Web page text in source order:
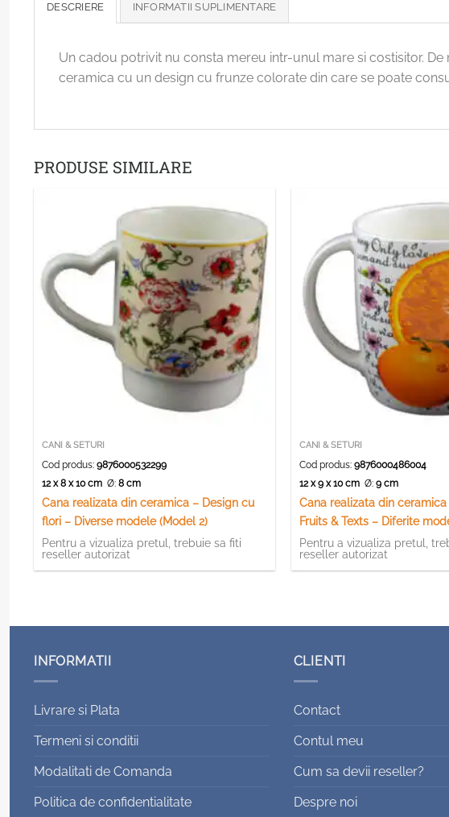
DESCRIERE INFORMATII SUPLIMENTARE
Un cadou potrivit nu consta mereu intr-unul mare si costisitor.
ceramica cu un design cu frunze colorate din care se poate
PRODUSE SIMILARE
CANI & SETURI
Cod produs:9876000532299
12 x 8 x 10 cm Ø:8 cm
Cana realizata din ceramica – Design cu
flori – Diverse modele (Model 2)
Pentru a vizualiza pretul, trebuie sa fiti
reseller autorizat
CANI & SETURI
Cod produs:9876000486004
12 x 9 x 10 cm Ø:9 cm
Cana realizata din ceramica
Fruits & Texts – Diferite
Pentru a vizualiza pretul,
reseller autorizat
INFORMATII
Livrare si Plata
Termeni si conditii
Modalitati de Comanda
Politica de confidentialitate
CLIENTI
Contact
Contul meu
Cum sa devii reseller?
Despre noi